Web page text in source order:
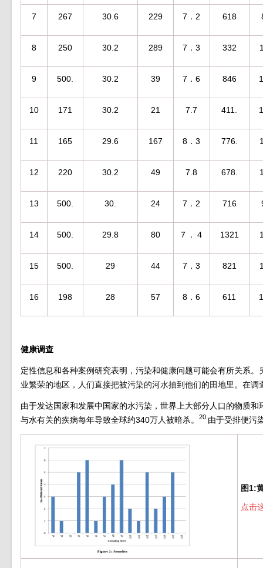
7 267 30.6 229 7．2 618
8 250 30.2 289 7．3 332
9 500. 30.2 39 7．6 846
10 171 30.2 21 7.7 411.
11 165 29.6 167 8．3 776.
12 220 30.2 49 7.8 678.
13 500. 30. 24 7．2 716
14 500. 29.8 80 ７．４ 1321
15 500. 29 44 7．3 821
16 198 28 57 8．6 611
健康调查
定性信息和各种案例研究表明，污染和健康问题可能会有所关系。
业繁荣的地区，人们直接把被污染的河水抽到他们的田地里。在
由于发达国家和发展中国家的水污染，世界上大部分人口的物质
与水有关的疾病每年导致全球约340万人被暗杀。
20. 由于受排便污
图1:
点击